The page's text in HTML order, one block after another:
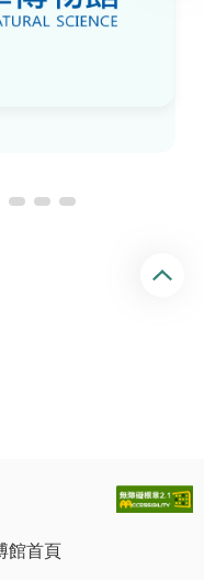
館首頁
回
頂
端